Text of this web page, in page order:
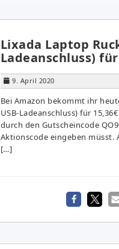
Lixada Laptop
Ladeanschluss) für
9. April 2020
Bei Amazon bekommt ihr
USB-Ladeanschluss) für
durch den Gutscheincode
Aktionscode eingeben
[…]